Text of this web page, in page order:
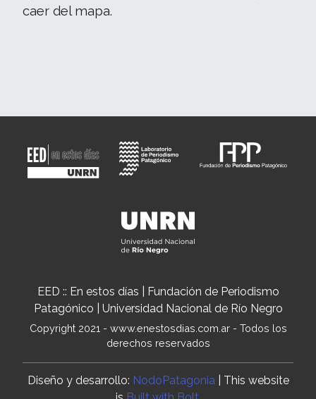
caer del mapa.
EED :: En estos días | Fundación de Periodismo
Patagónico | Universidad Nacional de Río Negro
Copyright 2021 - www.enestosdias.com.ar - Todos los
derechos reservados
Diseño y desarrollo: NodoPatagonia | This website